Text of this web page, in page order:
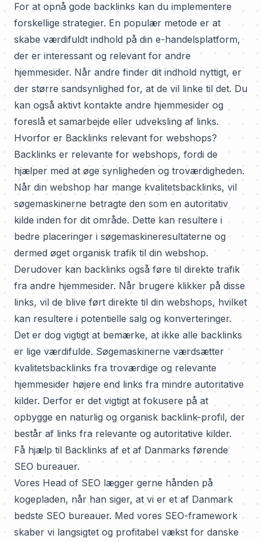
For at opnå gode backlinks kan du implementere
forskellige strategier. En populær metode er at
skabe værdifuldt indhold på din e-handelsplatform,
der er interessant og relevant for andre
hjemmesider. Når andre finder dit indhold nyttigt, er
der større sandsynlighed for, at de vil linke til det. Du
kan også aktivt kontakte andre hjemmesider og
foreslå et samarbejde eller udveksling af links.
Hvorfor er Backlinks relevant for webshops?
Backlinks er relevante for webshops, fordi de
hjælper med at øge synligheden og troværdigheden.
Når din webshop har mange kvalitetsbacklinks, vil
søgemaskinerne betragte den som en autoritativ
kilde inden for dit område. Dette kan resultere i
bedre placeringer i søgemaskineresultaterne og
dermed øget organisk trafik til din webshop.
Derudover kan backlinks også føre til direkte trafik
fra andre hjemmesider. Når brugere klikker på disse
links, vil de blive ført direkte til din webshops, hvilket
kan resultere i potentielle salg og konverteringer.
Det er dog vigtigt at bemærke, at ikke alle backlinks
er lige værdifulde. Søgemaskinerne værdsætter
kvalitetsbacklinks fra troværdige og relevante
hjemmesider højere end links fra mindre autoritative
kilder. Derfor er det vigtigt at fokusere på at
opbygge en naturlig og organisk backlink-profil, der
består af links fra relevante og autoritative kilder.
Få hjælp til Backlinks af et af Danmarks førende
SEO bureauer.
Vores Head of SEO lægger gerne hånden på
kogepladen, når han siger, at vi er et af Danmark
bedste SEO bureauer. Med vores SEO-framework
skaber vi langsigtet og profitabel vækst for danske